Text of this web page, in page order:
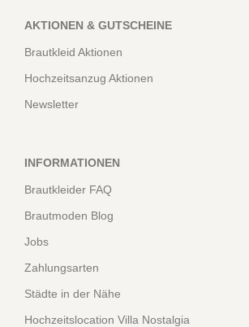
AKTIONEN & GUTSCHEINE
Brautkleid Aktionen
Hochzeitsanzug Aktionen
Newsletter
INFORMATIONEN
Brautkleider FAQ
Brautmoden Blog
Jobs
Zahlungsarten
Städte in der Nähe
Hochzeitslocation Villa Nostalgia